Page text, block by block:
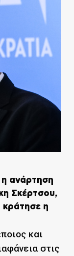
ανάρτηση
Σκέρτσου,
κράτησε η
και
στις